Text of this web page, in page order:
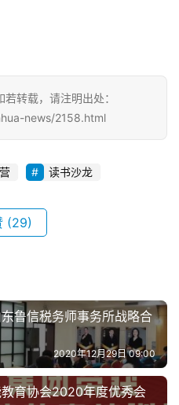
若转载，请注明出处：
news/2158.html